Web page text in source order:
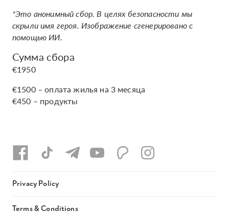
*Это анонимный сбор. В целях безопасности мы
скрыли имя героя. Изображение сгенерировано с
помощью ИИ.
Сумма сбора
€1950
€1500 – оплата жилья на 3 месяца
€450 – продукты
Privacy Policy
Terms & Conditions